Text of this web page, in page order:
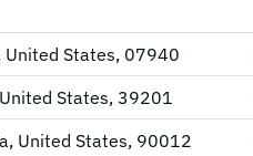
United States, 07940
States, 39201
United States, 90012